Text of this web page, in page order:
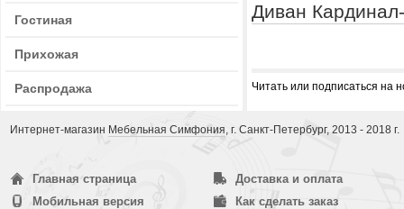
Гостиная
Прихожая
Распродажа
Диван
Читать или подписаться на
Интернет-магазин Мебельная Симфония, г. Санкт-Петербург, 2013 - 2018 г.
Главная страница
Мобильная версия
Доставка и оплата
Как сделать заказ